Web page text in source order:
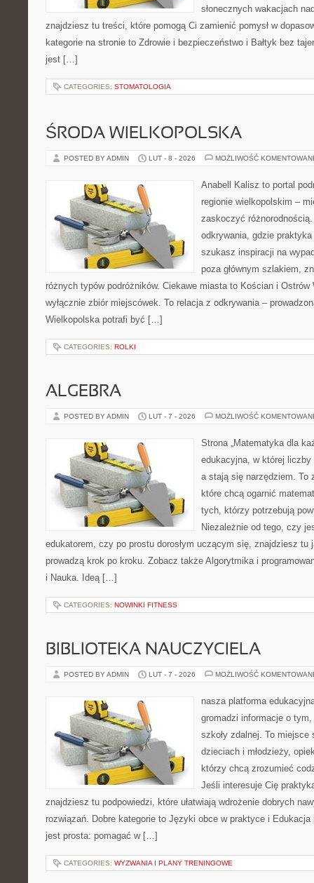
słonecznych wakacjach
znajdziesz tu treści, które pomogą Ci zamienić pomysł w
kategorie na stronie to Zdrowie i bezpieczeństwo i Bałtyk bez
jest […]
CATEGORIES: STOMATOLOGIA
ŚRODA WIELKOPOLSKA
POSTED BY ADMIN LUT - 8 - 2026 MOŻLIWOŚĆ
Anabell Kalisz to portal
regionie wielkopolskim –
zaskoczyć
odkrywania, gdzie
szukasz inspiracji na
poza głównym szlakiem,
różnych typów podróżników. Ciekawe miasta to Kościan i
wyłącznie zbiór miejscówek. To relacja z odkrywania –
Wielkopolska potrafi być […]
CATEGORIES: ROLKI
ALGEBRA
POSTED BY ADMIN LUT - 7 - 2026 MOŻLIWOŚĆ
Strona „Matematyka dla
edukacyjna, w której
a stają się narzędziem. To
które chcą ogarnić
tych, którzy potrzebują
Niezależnie od tego, czy
edukatorem, czy po prostu dorosłym uczącym się, znajdziesz tu
prowadzą krok po kroku. Zobacz także Algorytmika i
i Nauka. Ideą […]
CATEGORIES: NOWINKI FITNESS
BIBLIOTEKA NAUCZYCIELA
POSTED BY ADMIN LUT - 7 - 2026 MOŻLIWOŚĆ
nasza platforma
gromadzi informacje o
szkoły zdalnej. To
dzieciach i młodzieży,
którzy chcą zrozumieć
Jeśli interesuje Cię
znajdziesz tu podpowiedzi, które ułatwiają wdrożenie dobrych
rozwiązań. Dobre kategorie to Języki obce w praktyce i Edukacja
jest prosta: pomagać w […]
CATEGORIES: WYZWANIA I PLANY TRENINGOWE